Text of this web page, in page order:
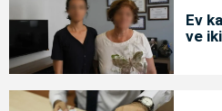
Ev
ve